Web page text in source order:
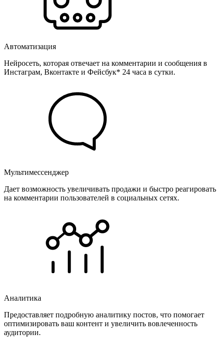
Автоматизация
Нейросеть, которая отвечает на комментарии и сообщения в
Инстаграм, Вконтакте и Фейсбук* 24 часа в сутки.
Мультимессенджер
Дает возможность увеличивать продажи и быстро реагировать
на комментарии пользователей в социальных сетях.
Аналитика
Предоставляет подробную аналитику постов, что помогает
оптимизировать ваш контент и увеличить вовлеченность
аудитории.